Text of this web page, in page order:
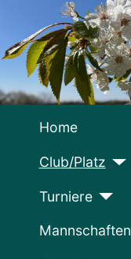
Home
Club/Platz
Turniere
Mannschaften